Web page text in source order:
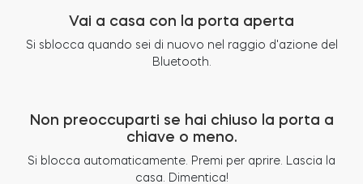
Vai a casa con la porta aperta
Si sblocca quando sei di nuovo nel raggio d'azione del
Bluetooth.
Non preoccuparti se hai chiuso la porta a
chiave o meno.
Si blocca automaticamente. Premi per aprire. Lascia la
casa. Dimentica!